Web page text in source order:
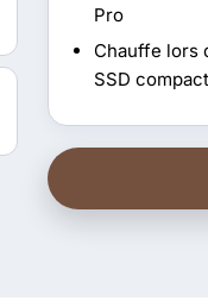
Pro
Chauffe lors
SSD